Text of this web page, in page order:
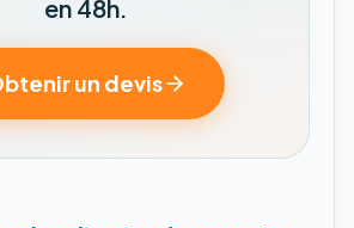
en 48h.
un devis